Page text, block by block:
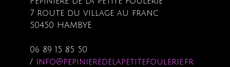
7 route du village au franc
50450 HAMBYE
06 89 15 85 50
/ info@pepinieredelapetitefoulerie.fr